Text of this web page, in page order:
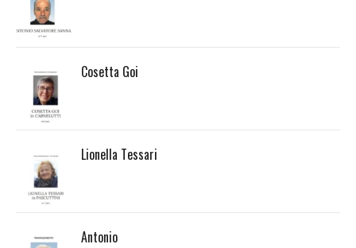
Cosetta Goi
Lionella Tessari
Antonio